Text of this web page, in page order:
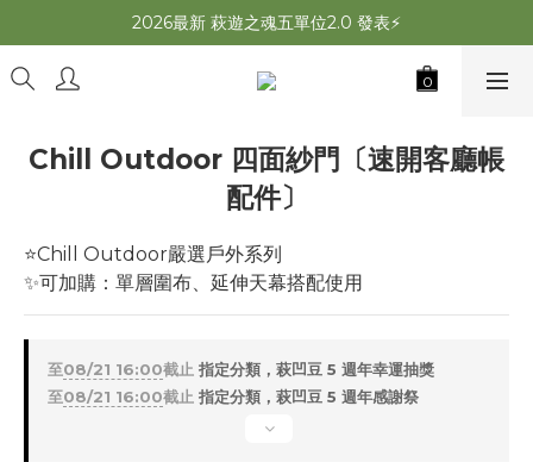
2026最新 萩遊之魂五單位2.0 發表⚡️
2026最新 萩遊之魂五單位2.0 發表⚡️
萩夜星空速開帳 夏露速搭×超通風🌌
2026最新 萩遊之魂五單位2.0 發表⚡️
Chill Outdoor 四面紗門〔速開客廳帳
配件〕
⭐Chill Outdoor嚴選戶外系列
✨可加購：單層圍布、延伸天幕搭配使用
至08/21 16:00截止 指定分類，萩凹豆 5 週年幸運抽獎
至08/21 16:00截止 指定分類，萩凹豆 5 週年感謝祭